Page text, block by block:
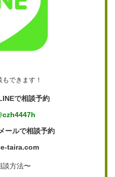
もできます！
で相談予約
ールで相談予約
taira.com
談方法〜